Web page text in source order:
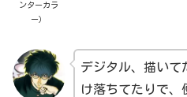
ンターカラ
ー）
デジタル、描いて
け落ちてたりで、